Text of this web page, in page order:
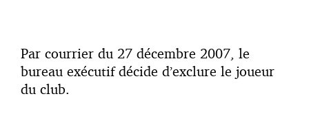
Par courrier du 27 décembre 2007, le
bureau exécutif décide d’exclure le joueur
du club.